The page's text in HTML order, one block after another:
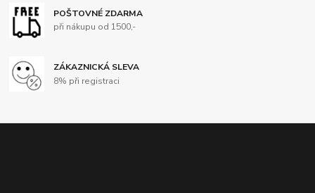
POŠTOVNÉ ZDARMA
při nákupu od 1500,-
ZÁKAZNICKÁ SLEVA
8% při registraci